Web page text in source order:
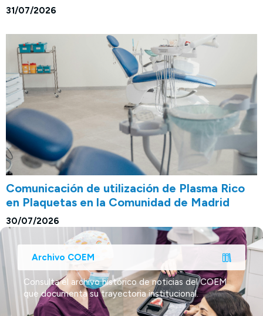
31/07/2026
Comunicación de utilización de Plasma Rico
en Plaquetas en la Comunidad de Madrid
30/07/2026
Archivo COEM
Consulta el archivo histórico de noticias del COEM
que documenta su trayectoria institucional.